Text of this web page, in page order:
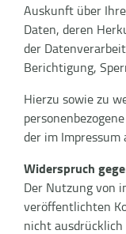
Auskunft über
Daten, deren
der
Berichtigung,
Hierzu sowie zu
der im Impressum
Widerspruch
Der Nutzung von
veröffentlichten
nicht ausdrücklich